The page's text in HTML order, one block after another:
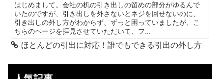
はじめまして。会社の机の引き出しの留めの部分がゆるんで
いたのですが、引き出しを外さないとネジを回せないのに、
引き出しの外し方がわからず、ずっと困っていましたが、こ
ちらのページを拝見させていただいて、フ...
ほとんどの引出に対応！誰でもできる引出の外し方